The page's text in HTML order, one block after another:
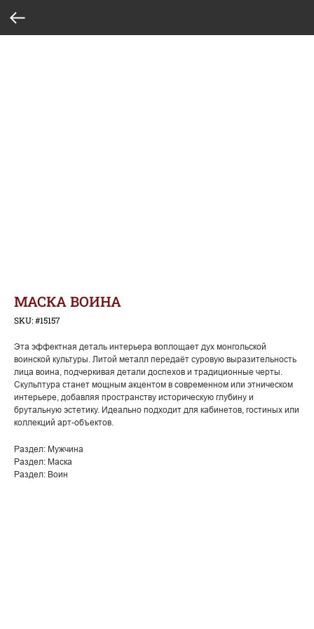
МАСКА ВОИНА
SKU:#15157
Эта эффектная деталь интерьера воплощает дух монгольской
воинской культуры. Литой металл передаёт суровую выразительность
лица воина, подчеркивая детали доспехов и традиционные черты.
Скульптура станет мощным акцентом в современном или этническом
интерьере, добавляя пространству историческую глубину и
брутальную эстетику. Идеально подходит для кабинетов, гостиных или
коллекций арт-объектов.
Раздел: Мужчина
Раздел: Маска
Раздел: Воин